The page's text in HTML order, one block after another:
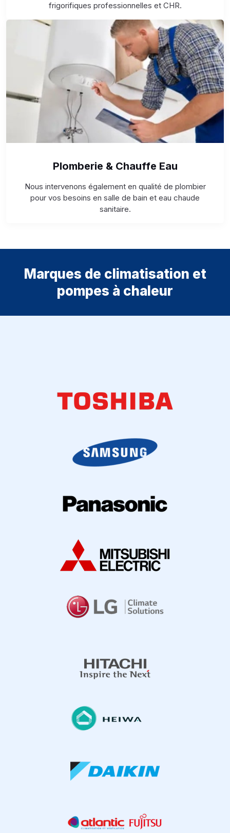
frigorifiques professionnelles et CHR.
Plomberie & Chauffe Eau
Nous intervenons également en qualité de plombier
pour vos besoins en salle de bain et eau chaude
sanitaire.
Marques de climatisation et
pompes à chaleur